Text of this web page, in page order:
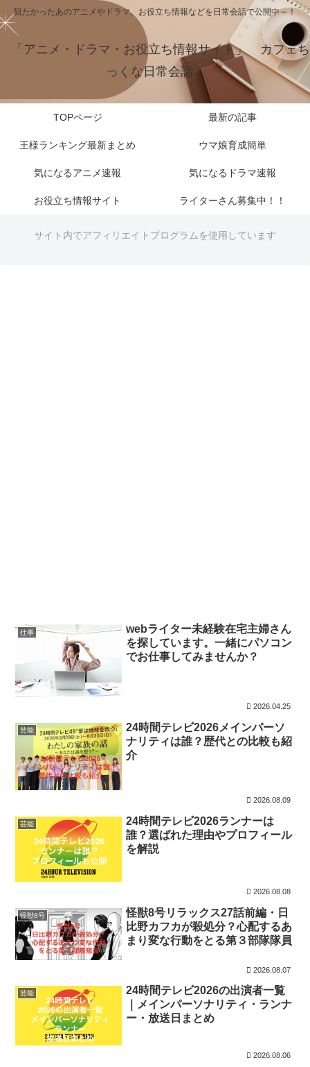
観たかったあのアニメやドラマ、お役立ち情報などを日常会話で公開中～！
「アニメ・ドラマ・お役立ち情報サイト」 カフェち
っくな日常会話
TOPページ 最新の記事
王様ランキング最新まとめ ウマ娘育成簡単
気になるアニメ速報 気になるドラマ速報
お役立ち情報サイト ライターさん募集中！！
サイト内でアフィリエイトプログラムを使用しています
仕事
webライター未経験在宅主婦さん
を探しています。一緒にパソコン
でお仕事してみませんか？
2026.04.25
芸能
24時間テレビ2026メインパーソ
ナリティは誰？歴代との比較も紹
介
2026.08.09
芸能
24時間テレビ2026ランナーは
誰？選ばれた理由やプロフィール
を解説
2026.08.08
怪獣8号
怪獣8号リラックス27話前編・日
比野カフカが殺処分？心配するあ
まり変な行動をとる第３部隊隊員
2026.08.07
芸能
24時間テレビ2026の出演者一覧
｜メインパーソナリティ・ランナ
ー・放送日まとめ
2026.08.06